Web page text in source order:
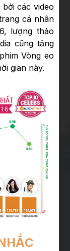
các video
cá nhân
lượng thảo
cũng tăng
Vòng eo
gian này.